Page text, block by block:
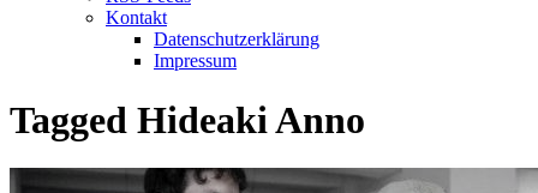
Kontakt
Datenschutzerklärung
Impressum
Tagged Hideaki Anno